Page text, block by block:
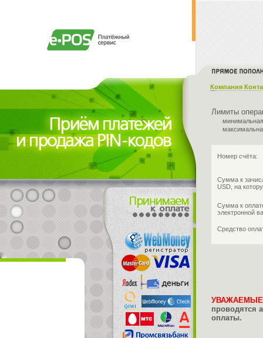
Компания
Лимиты
Номер счёта:
Сумма к
USD, на
Сумма к
электронной
Средство
проводятся
оплаты.